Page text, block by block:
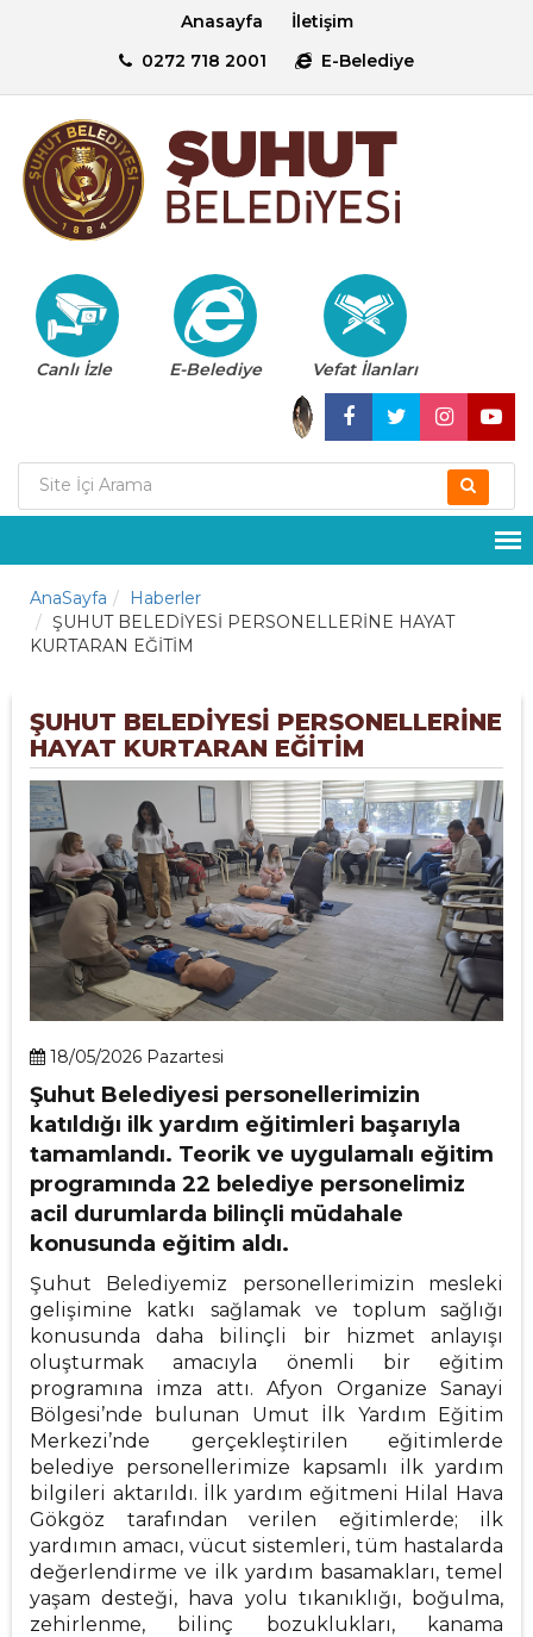
Anasayfa
İletişim
0272 718 2001
E-Belediye
Canlı İzle E-Belediye Vefat İlanları
AnaSayfa
Haberler
ŞUHUT BELEDİYESİ PERSONELLERİNE HAYAT
KURTARAN EĞİTİM
ŞUHUT BELEDİYESİ PERSONELLERİNE
HAYAT KURTARAN EĞİTİM
18/05/2026 Pazartesi
Şuhut Belediyesi personellerimizin
katıldığı ilk yardım eğitimleri başarıyla
tamamlandı. Teorik ve uygulamalı eğitim
programında 22 belediye personelimiz
acil durumlarda bilinçli müdahale
konusunda eğitim aldı.
Şuhut Belediyemiz personellerimizin mesleki
gelişimine katkı sağlamak ve toplum sağlığı
konusunda daha bilinçli bir hizmet anlayışı
oluşturmak amacıyla önemli bir eğitim
programına imza attı. Afyon Organize Sanayi
Bölgesi’nde bulunan Umut İlk Yardım Eğitim
Merkezi’nde gerçekleştirilen eğitimlerde
belediye personellerimize kapsamlı ilk yardım
bilgileri aktarıldı. İlk yardım eğitmeni Hilal Hava
Gökgöz tarafından verilen eğitimlerde; ilk
yardımın amacı, vücut sistemleri, tüm hastalarda
değerlendirme ve ilk yardım basamakları, temel
yaşam desteği, hava yolu tıkanıklığı, boğulma,
zehirlenme, bilinç bozuklukları, kanama